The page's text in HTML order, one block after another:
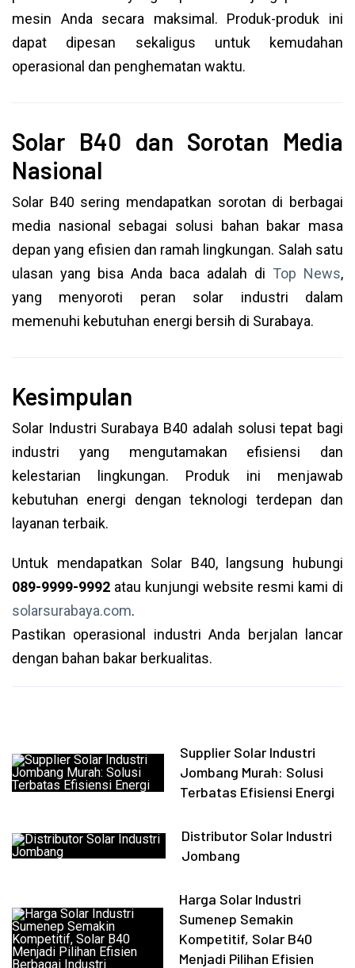
mesin Anda secara maksimal. Produk-produk ini
dapat dipesan sekaligus untuk kemudahan
operasional dan penghematan waktu.
Solar B40 dan Sorotan Media
Nasional
Solar B40 sering mendapatkan sorotan di berbagai
media nasional sebagai solusi bahan bakar masa
depan yang efisien dan ramah lingkungan. Salah satu
ulasan yang bisa Anda baca adalah di Top News,
yang menyoroti peran solar industri dalam
memenuhi kebutuhan energi bersih di Surabaya.
Kesimpulan
Solar Industri Surabaya B40 adalah solusi tepat bagi
industri yang mengutamakan efisiensi dan
kelestarian lingkungan. Produk ini menjawab
kebutuhan energi dengan teknologi terdepan dan
layanan terbaik.
Untuk mendapatkan Solar B40, langsung hubungi
089-9999-9992 atau kunjungi website resmi kami di
solarsurabaya.com.
Pastikan operasional industri Anda berjalan lancar
dengan bahan bakar berkualitas.
Supplier Solar Industri
Jombang Murah: Solusi
Terbatas Efisiensi Energi
Distributor Solar Industri
Jombang
Harga Solar Industri
Sumenep Semakin
Kompetitif, Solar B40
Menjadi Pilihan Efisien